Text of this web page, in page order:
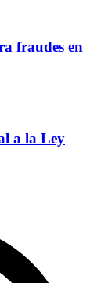
fraudes en
a la Ley